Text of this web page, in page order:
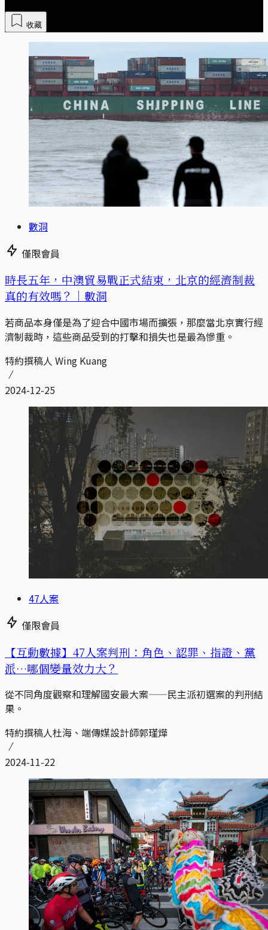
收藏
數洞
僅限會員
時長五年，中澳貿易戰正式結束，北京的經濟制裁
真的有效嗎？｜數洞
若商品本身僅是為了迎合中國市場而擴張，那麼當北京實行經
濟制裁時，這些商品受到的打擊和損失也是最為慘重。
特約撰稿人 Wing Kuang
2024-12-25
47人案
僅限會員
【互動數據】47人案判刑：角色、認罪、指證、黨
派…哪個變量效力大？
從不同角度觀察和理解國安最大案——民主派初選案的判刑結
果。
特約撰稿人杜海、端傳媒設計師郭瑾燁
2024-11-22